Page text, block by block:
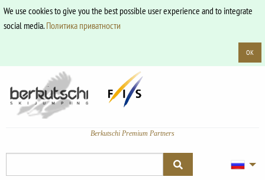
We use cookies to give you the best possible user experience and to integrate
social media.Политика приватности
OK
Berkutschi Premium Partners